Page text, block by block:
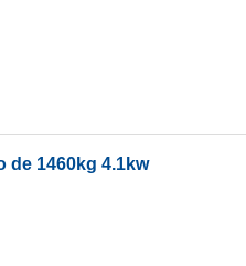
de 1460kg 4.1kw